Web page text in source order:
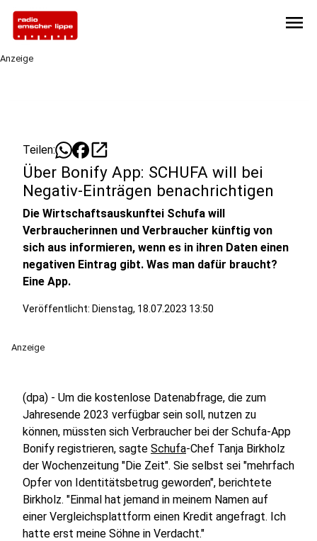
menu
Anzeige
Teilen: open_in_new
Über Bonify App: SCHUFA will bei
Negativ-Einträgen benachrichtigen
Die Wirtschaftsauskunftei Schufa will
Verbraucherinnen und Verbraucher künftig von
sich aus informieren, wenn es in ihren Daten einen
negativen Eintrag gibt. Was man dafür braucht?
Eine App.
Veröffentlicht: Dienstag, 18.07.2023 13:50
Anzeige
(dpa) - Um die kostenlose Datenabfrage, die zum
Jahresende 2023 verfügbar sein soll, nutzen zu
können, müssten sich Verbraucher bei der Schufa-App
Bonify registrieren, sagte Schufa-Chef Tanja Birkholz
der Wochenzeitung "Die Zeit". Sie selbst sei "mehrfach
Opfer von Identitätsbetrug geworden", berichtete
Birkholz. "Einmal hat jemand in meinem Namen auf
einer Vergleichsplattform einen Kredit angefragt. Ich
hatte erst meine Söhne in Verdacht."